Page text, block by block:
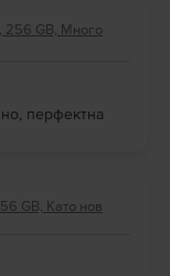
256 GB, Много
перфектна
GB, Като нов